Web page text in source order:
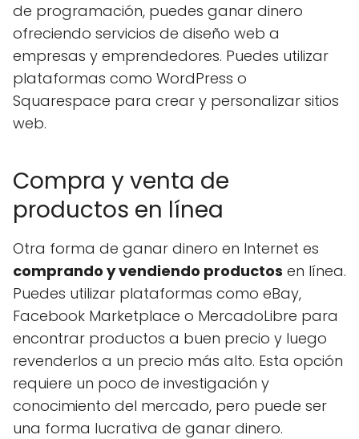
de programación, puedes ganar dinero
ofreciendo servicios de diseño web a
empresas y emprendedores. Puedes utilizar
plataformas como WordPress o
Squarespace para crear y personalizar sitios
web.
Compra y venta de
productos en línea
Otra forma de ganar dinero en Internet es
comprando y vendiendo productos en línea.
Puedes utilizar plataformas como eBay,
Facebook Marketplace o MercadoLibre para
encontrar productos a buen precio y luego
revenderlos a un precio más alto. Esta opción
requiere un poco de investigación y
conocimiento del mercado, pero puede ser
una forma lucrativa de ganar dinero.